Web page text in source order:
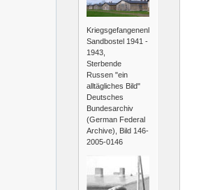
Kriegsgefangenenlager
Sandbostel 1941 -
1943,
Sterbende
Russen "ein
alltägliches Bild"
Deutsches
Bundesarchiv
(German Federal
Archive), Bild 146-
2005-0146